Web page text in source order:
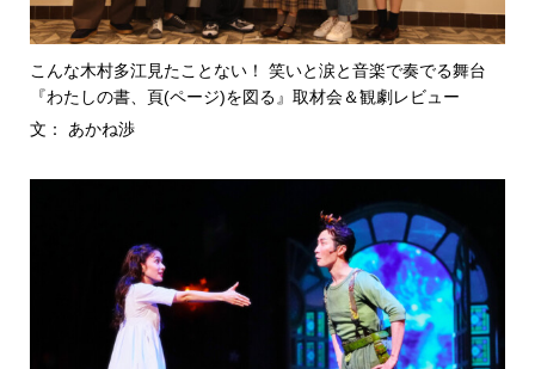
こんな木村多江見たことない！ 笑いと涙と音楽で奏でる舞台
『わたしの書、頁(ページ)を図る』取材会＆観劇レビュー
文： あかね渉